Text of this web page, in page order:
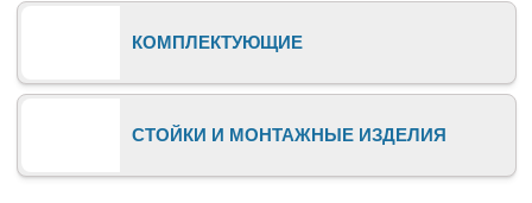
КОМПЛЕКТУЮЩИЕ
СТОЙКИ И МОНТАЖНЫЕ ИЗДЕЛИЯ